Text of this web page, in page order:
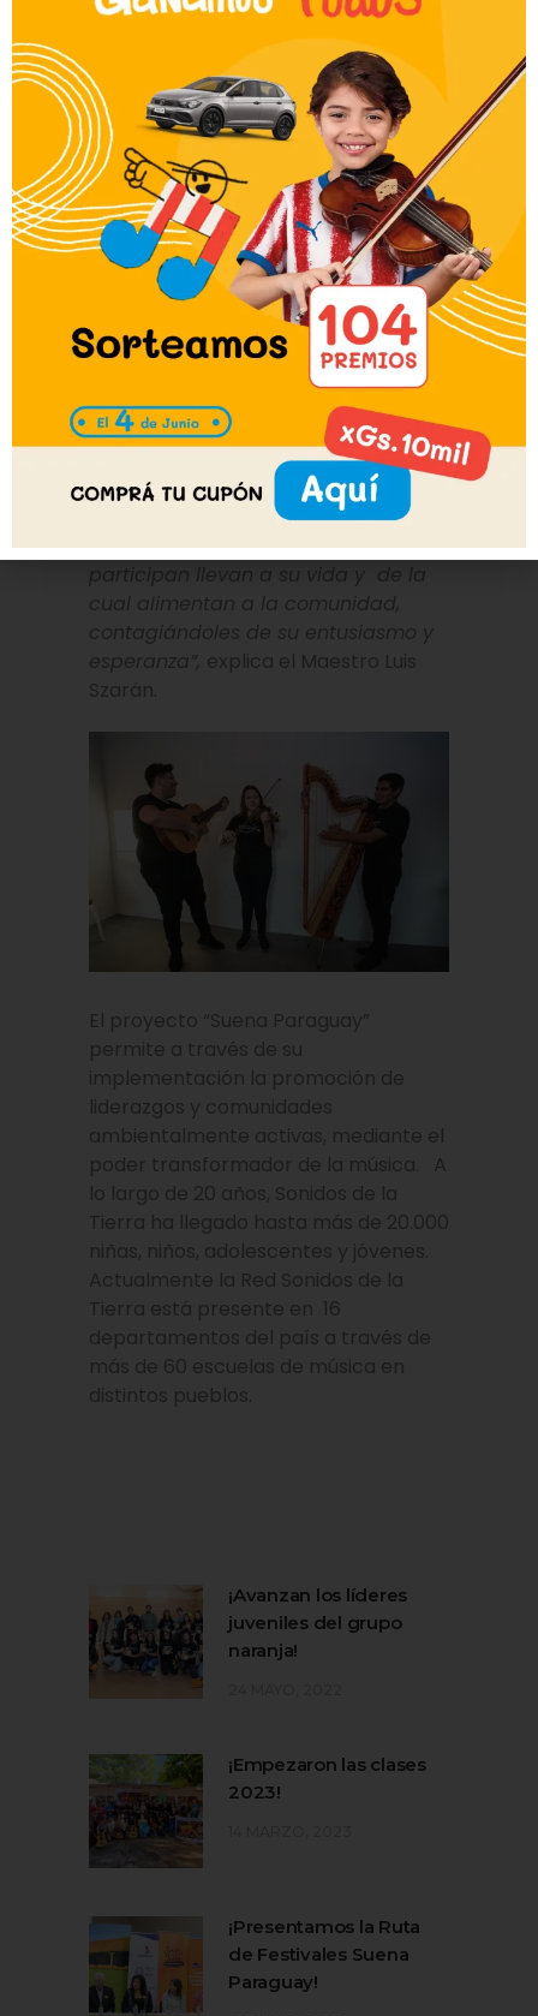
La alianza se materializó con la firma
de un convenio, en la nueva Sede de
Sonidos de la Tierra, San José N° 582
casi Toledo, donde en presencia de
invitados especiales, ambas
instituciones oficializaron la
continuidad del proyecto que
impacta directamente en cada una
de las más de 60 escuelas
comunitarias de música que integran
la Red Sonidos de la Tierra.
“La Red SdT es una red de personas
y comunidades donde los pueblos
se conectan y donde más que
buenos músicos, buscamos formar
buenas personas a través de valores
de la práctica instrumental que los
participan llevan a su vida y de la
cual alimentan a la comunidad,
contagiándoles de su entusiasmo y
esperanza”, explica el Maestro Luis
Szarán.
El proyecto “Suena Paraguay”
permite a través de su
implementación la promoción de
liderazgos y comunidades
ambientalmente activas, mediante el
poder transformador de la música. A
lo largo de 20 años, Sonidos de la
Tierra ha llegado hasta más de 20.000
niñas, niños, adolescentes y jóvenes.
Actualmente la Red Sonidos de la
Tierra está presente en 16
departamentos del país a través de
más de 60 escuelas de música en
distintos pueblos.
¡Avanzan los líderes
juveniles del grupo
naranja!
¡Empezaron las clases
2023!
¡Presentamos la Ruta
de Festivales Suena
Paraguay!